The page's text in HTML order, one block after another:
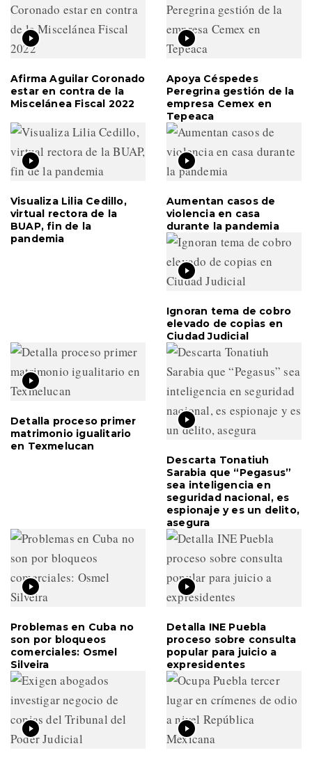
Afirma Aguilar Coronado
estar en contra de la
Miscelánea Fiscal 2022
Apoya Céspedes
Peregrina gestión de la
empresa Cemex en
Tepeaca
Visualiza Lilia Cedillo,
virtual rectora de la
BUAP, fin de la
pandemia
Aumentan casos de
violencia en casa
durante la pandemia
Ignoran tema de cobro
elevado de copias en
Ciudad Judicial
Detalla proceso primer
matrimonio igualitario
en Texmelucan
Descarta Tonatiuh
Sarabia que “Pegasus”
sea inteligencia en
seguridad nacional, es
espionaje y es un delito,
asegura
Problemas en Cuba no
son por bloqueos
comerciales: Osmel
Silveira
Detalla INE Puebla
proceso sobre consulta
popular para juicio a
expresidentes